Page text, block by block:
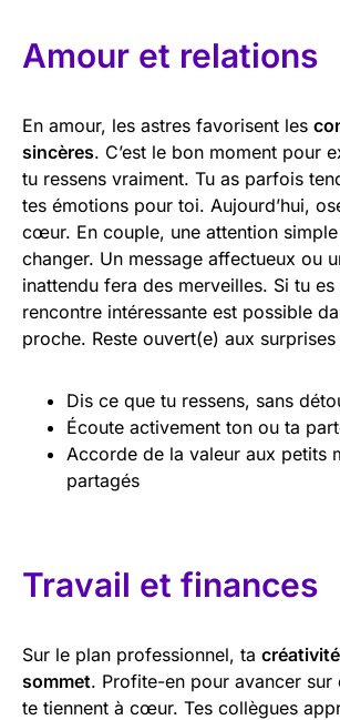
Amour et relations
En amour, les astres favorisent les
sincères. C’est le bon moment pour
tu ressens vraiment. Tu as parfois
tes émotions pour toi. Aujourd’hui,
cœur. En couple, une attention
changer. Un message affectueux ou
inattendu fera des merveilles. Si tu
rencontre intéressante est possible
proche. Reste ouvert(e) aux
Dis ce que tu ressens, sans
Écoute activement ton ou ta
Accorde de la valeur aux petits
partagés
Travail et finances
Sur le plan professionnel, ta
sommet. Profite-en pour avancer sur
te tiennent à cœur. Tes collègues